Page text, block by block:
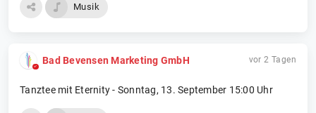
Musik
Bad Bevensen Marketing GmbH vor 2 Tagen
Tanztee mit Eternity - Sonntag, 13. September 15:00 Uhr